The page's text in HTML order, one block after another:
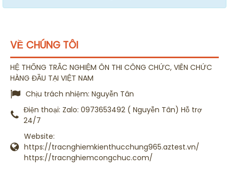
VỀ CHÚNG TÔI
HỆ THỐNG TRẮC NGHIỆM ÔN THI CÔNG CHỨC, VIÊN CHỨC
HÀNG ĐẦU TẠI VIỆT NAM
Chịu trách nhiệm: Nguyễn Tân
Điện thoại: Zalo: 0973653492 ( Nguyễn Tân) Hỗ trợ
24/7
Website:
https://tracnghiemkienthucchung965.aztest.vn/
https://tracnghiemcongchuc.com/